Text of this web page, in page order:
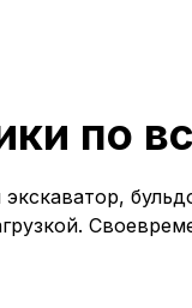
по